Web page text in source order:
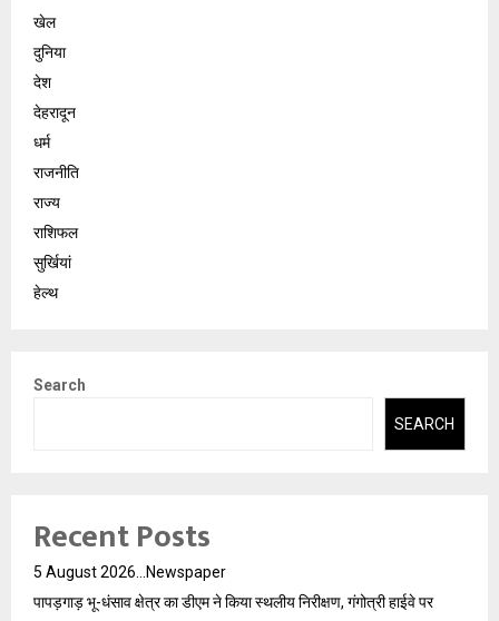
खेल
दुनिया
देश
देहरादून
धर्म
राजनीति
राज्य
राशिफल
सुर्खियां
हेल्थ
Search
SEARCH
Recent Posts
5 August 2026…Newspaper
पापड़गाड़ भू-धंसाव क्षेत्र का डीएम ने किया स्थलीय निरीक्षण, गंगोत्री हाईवे पर